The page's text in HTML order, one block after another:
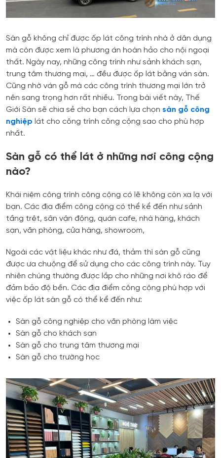
Sàn gỗ không chỉ được ốp lát công trình nhà ở dân dụng
mà còn được xem là phương án hoàn hảo cho nội ngoại
thất. Ngày nay, những công trình như sảnh khách sạn,
trung tâm thương mại, … đều được ốp lát bằng ván sàn.
Cũng nhờ ván gỗ mà các công trình thương mại lớn trở
nên sang trọng hơn rất nhiều. Trong bài viết này, Thế
Giới Sàn sẽ chia sẻ cho bạn cách lựa chọn sàn gỗ công
nghiệp lát cho công trình công cộng sao cho phù hợp
nhất.
Sàn gỗ có thể lát ở những nơi công cộng
nào?
Khái niệm công trình công cộng có lẽ không còn xa lạ với
bạn. Các địa điểm công cộng có thể kể đến như sảnh
tầng trệt, sân vận động, quán cafe, nhà hàng, khách
sạn, văn phòng, cửa hàng, showroom,
Ngoài các vật liệu khác như đá, thảm thì sàn gỗ cũng
được ưa chuộng để sử dụng cho các công trình này. Tuy
nhiên chúng thường được lắp cho những nơi khô ráo để
đảm bảo độ bền. Các địa điểm công cộng phù hợp với
việc ốp lát sàn gỗ có thể kể đến như:
Sàn gỗ công nghiệp cho văn phòng làm việc
Sàn gỗ cho khách sạn
Sàn gỗ cho trung tâm thương mại
Sàn gỗ cho trường học